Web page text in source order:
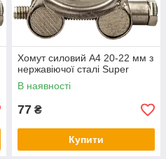
Хомут силовий А4 20-22 мм з
нержавіючої сталі Super
В наявності
77 ₴
Купити